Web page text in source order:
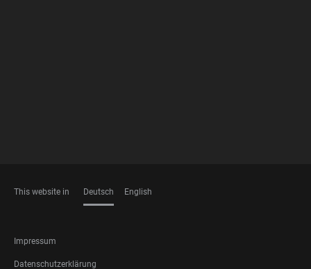
This website in Deutsch English
FOOTER
LEGAL
Impressum
Datenschutzerklärung